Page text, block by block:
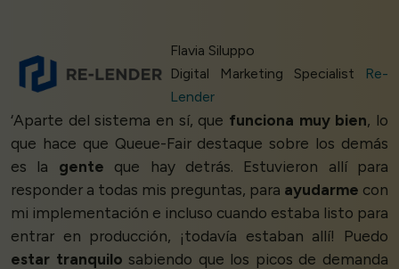
Flavia Siluppo
Digital Marketing Specialist
Re-
Lender
‘Aparte del sistema en sí, que funciona muy bien, lo
que hace que Queue-Fair destaque sobre los demás
es la gente que hay detrás. Estuvieron allí para
responder a todas mis preguntas, para ayudarme con
mi implementación e incluso cuando estaba listo para
entrar en producción, ¡todavía estaban allí! Puedo
estar tranquilo sabiendo que los picos de demanda